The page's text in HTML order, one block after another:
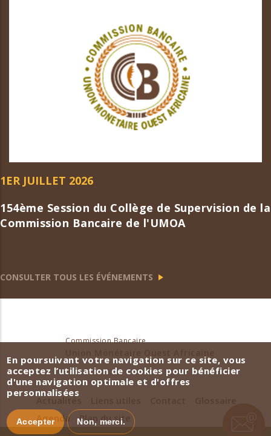
1ER JUILLET 2026
154ème Session du Collège de Supervision de la
Commission Bancaire de l'UMOA
CONSULTER TOUS LES ÉVÉNEMENTS
Commission Bancaire
Actualités
Agenda
Plan du site
En poursuivant votre navigation sur ce site, vous
acceptez l’utilisation de cookies pour bénéficier
d'une navigation optimale et d'offres
personnalisées
Accepter Non, merci.